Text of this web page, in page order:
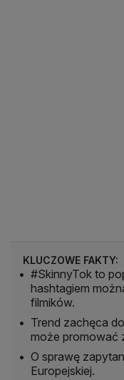
KLUCZOWE FAKTY:
#SkinnyTok to
hashtagiem
filmików.
Trend zachęca
może promować
O sprawę
Europejskiej.